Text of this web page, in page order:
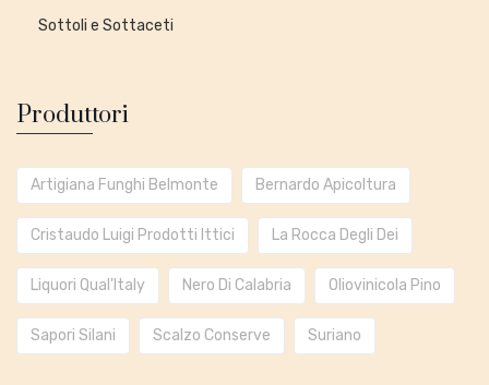
Sottoli e Sottaceti
Produttori
Artigiana Funghi Belmonte Bernardo Apicoltura
Cristaudo Luigi Prodotti Ittici La Rocca Degli Dei
Liquori Qual'Italy Nero Di Calabria Oliovinicola Pino
Sapori Silani Scalzo Conserve Suriano